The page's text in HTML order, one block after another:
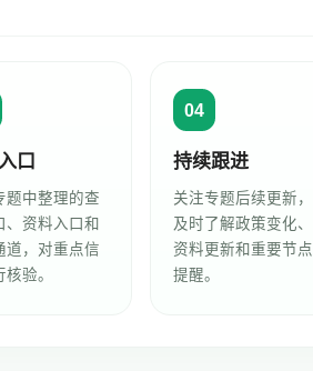
口
题中整理的查
、资料入口和
道，对重点信
验。
04
持续跟进
关注专题后续更新，
及时了解政策变化、
资料更新和重要节点
提醒。